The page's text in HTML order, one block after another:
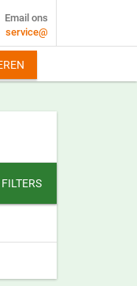
Email ons
service@